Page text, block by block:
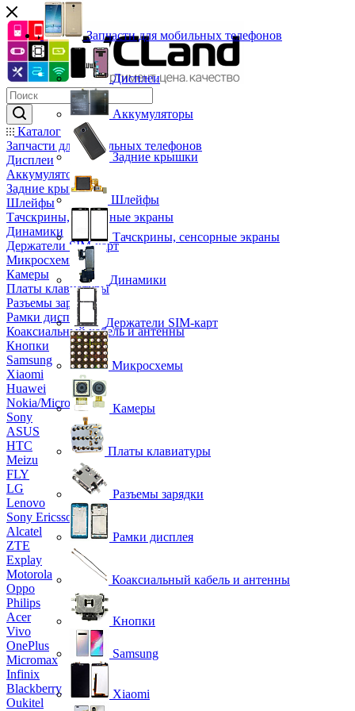
Каталог
Запчасти для мобильных телефонов
Дисплеи
Аккумуляторы
Задние крышки
Шлейфы
Тачскрины, сенсорные экраны
Динамики
Держатели SIM-карт
Микросхемы
Камеры
Платы клавиатуры
Разъемы зарядки
Рамки дисплея
Коаксиальный кабель и антенны
Кнопки
Samsung
Xiaomi
Huawei
Nokia/Microsoft
Sony
ASUS
HTC
Meizu
FLY
LG
Lenovo
Sony Ericsson
Alcatel
ZTE
Explay
Motorola
Oppo
Philips
Acer
Vivo
OnePlus
Micromax
Infinix
Blackberry
Oukitel
Запчасти для мобильных телефонов
Дисплеи
Аккумуляторы
Задние крышки
Шлейфы
Тачскрины, сенсорные экраны
Динамики
Держатели SIM-карт
Микросхемы
Камеры
Платы клавиатуры
Разъемы зарядки
Рамки дисплея
Коаксиальный кабель и антенны
Кнопки
Samsung
Xiaomi